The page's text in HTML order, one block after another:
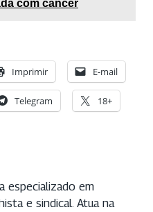
com câncer
Imprimir E-mail
Telegram 18+
especializado em
e sindical. Atua na